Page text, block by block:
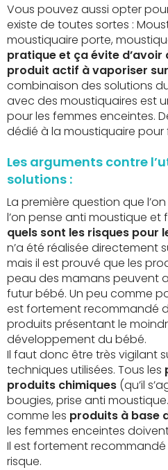
Vous pouvez aussi opter
existe de toutes sortes :
moustiquaire porte,
pratique et ça évite d’avoir
produit actif à vaporiser
combinaison des solutions
avec des moustiquaires est
pour les femmes enceintes.
dédié à la moustiquaire pour
Les arguments contre
solutions :
La première question que
l’on pense anti moustique et
quels sont les risques pour
n’a été réalisée directement
mais il est prouvé que les
peau des mamans peuvent
futur bébé. Un peu comme
est fortement recommandé
produits présentant le
développement du bébé.
Il faut donc être très vigilant
techniques utilisées. Tous les
produits chimiques (qu’il
bougies, prise anti
comme les produits à base
les femmes enceintes
Il est fortement
risque.